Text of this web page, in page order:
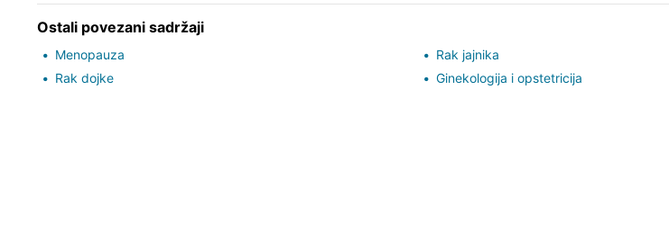
Ostali povezani sadržaji
Menopauza
Rak dojke
Rak jajnika
Ginekologija i opstetricija